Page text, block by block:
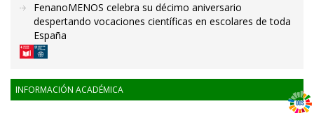
FenanoMENOS celebra su décimo aniversario
despertando vocaciones científicas en escolares de toda
España
INFORMACIÓN ACADÉMICA